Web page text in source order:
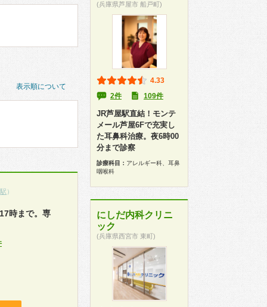
表示順について
）
時まで。専
(兵庫県芦屋市 船戸町)
4.33
2件
109件
JR芦屋駅直結！モンテ
メール芦屋6Fで充実し
た耳鼻科治療。夜6時00
分まで診察
診療科目： アレルギー科、耳鼻
咽喉科
にしだ内科クリニ
ック
(兵庫県西宮市 東町)